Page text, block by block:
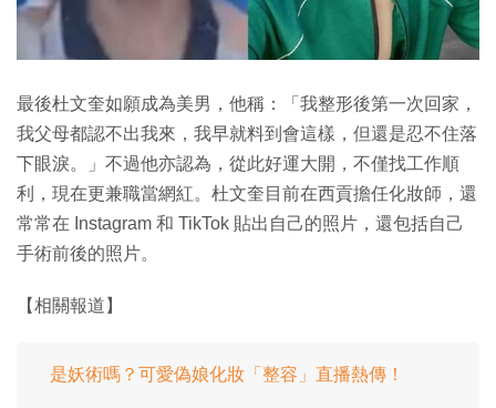
最後杜文奎如願成為美男，他稱：「我整形後第一次回家，
我父母都認不出我來，我早就料到會這樣，但還是忍不住落
下眼淚。」不過他亦認為，從此好運大開，不僅找工作順
利，現在更兼職當網紅。杜文奎目前在西貢擔任化妝師，還
常常在 Instagram 和 TikTok 貼出自己的照片，還包括自己
手術前後的照片。
【相關報道】
是妖術嗎？可愛偽娘化妝「整容」直播熱傳！